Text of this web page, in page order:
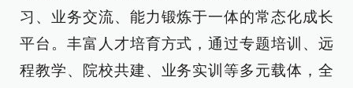
习、业务交流、能力锻炼于一体的常态化成长
平台。丰富人才培育方式，通过专题培训、远
程教学、院校共建、业务实训等多元载体，全